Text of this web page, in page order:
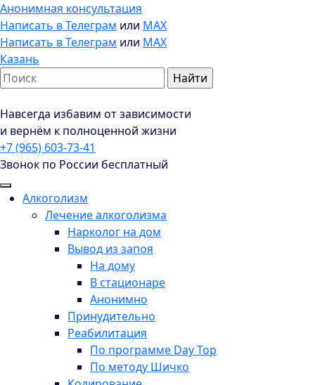
Анонимная консультация
Написать в Телеграм или MAX
Написать в Телеграм или MAX
Казань
Навсегда избавим от зависимости
и вернём к полноценной жизни
+7 (965) 603-73-41
Звонок по России бесплатный
Алкоголизм
Лечение алкоголизма
Нарколог на дом
Вывод из запоя
На дому
В стационаре
Анонимно
Принудительно
Реабилитация
По программе Day Top
По методу Шичко